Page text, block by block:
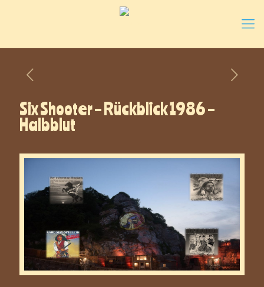
Six Shooter – Rückblick 1986 –
Halbblut